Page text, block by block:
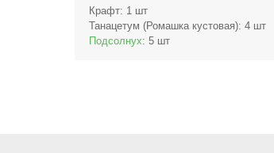
Крафт: 1 шт
Танацетум (Ромашка кустовая): 4 шт
Подсолнух: 5 шт